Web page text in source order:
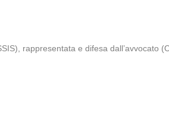
rappresentata e difesa dall’avvocato